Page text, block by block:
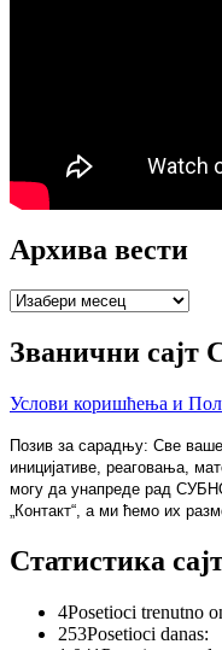
Архива вести
Архива
Званични
Услови коришћења и
Позив за сарадњу: Све
иницијативе, реаговања,
могу да унапреде рад
„Контакт“, а ми ћемо их
Статистика
4Posetioci trenutno
253Posetioci danas: